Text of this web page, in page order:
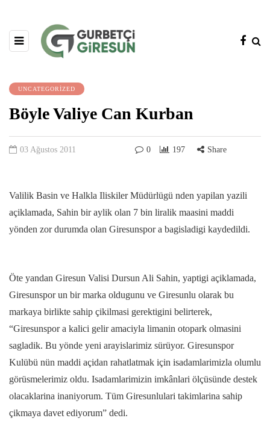
UNCATEGORIZED
Böyle Valiye Can Kurban
03 Ağustos 2011 0 197 Share
Valilik Basin ve Halkla Iliskiler Müdürlügü nden yapilan yazili
açiklamada, Sahin bir aylik olan 7 bin liralik maasini maddi
yönden zor durumda olan Giresunspor a bagisladigi kaydedildi.
Öte yandan Giresun Valisi Dursun Ali Sahin, yaptigi açiklamada,
Giresunspor un bir marka oldugunu ve Giresunlu olarak bu
markaya birlikte sahip çikilmasi gerektigini belirterek,
“Giresunspor a kalici gelir amaciyla limanin otopark olmasini
sagladik. Bu yönde yeni arayislarimiz sürüyor. Giresunspor
Kulübü nün maddi açidan rahatlatmak için isadamlarimizla olumlu
görüsmelerimiz oldu. Isadamlarimizin imkânlari ölçüsünde destek
olacaklarina inaniyorum. Tüm Giresunlulari takimlarina sahip
çikmaya davet ediyorum” dedi.